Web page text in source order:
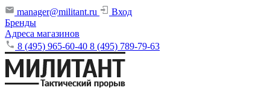
manager@militant.ru
Вход
Бренды
Адреса магазинов
8 (495) 965-60-40 8 (495) 789-79-63